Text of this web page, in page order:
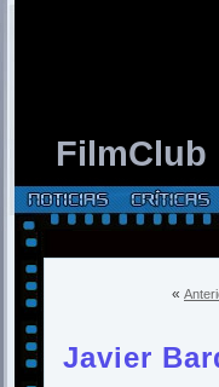
FilmClub
«
Javier